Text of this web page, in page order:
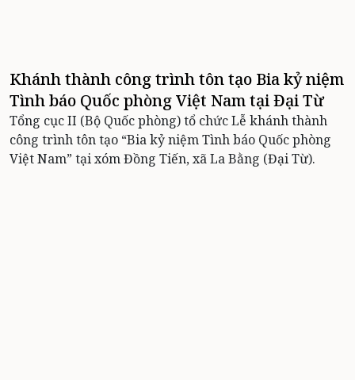
Khánh thành công trình tôn tạo Bia kỷ niệm
Tình báo Quốc phòng Việt Nam tại Đại Từ
Tổng cục II (Bộ Quốc phòng) tổ chức Lễ khánh thành
công trình tôn tạo “Bia kỷ niệm Tình báo Quốc phòng
Việt Nam” tại xóm Đồng Tiến, xã La Bằng (Đại Từ).